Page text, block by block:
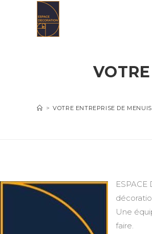
> VOTRE ENTREPRISE DE
Une
faire.